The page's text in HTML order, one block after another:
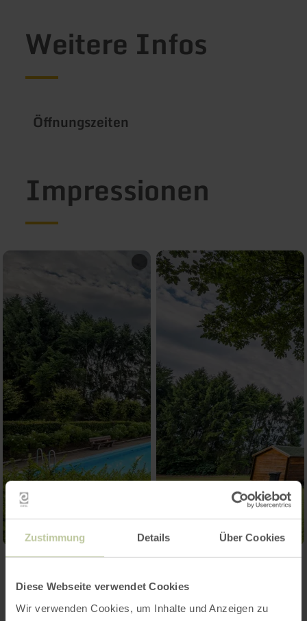
Zustimmung Details Über Cookies
Diese Webseite verwendet Cookies
Wir verwenden Cookies, um Inhalte und Anzeigen zu
Weitere Infos
Öffnungszeiten
Impressionen
Kontakt